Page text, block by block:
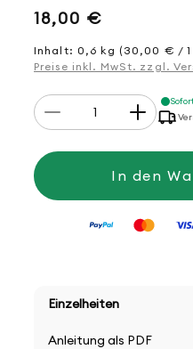
Normaler
Preis
18,00 €
Inhalt: 0,6 kg (30,00 € / 1
Preise inkl. MwSt. zzgl.
Anzahl
Verringere
die
für
mit
Erhöhe
die
Strickset
Pullover
mit
In den
Einzelheiten
Anleitung als PDF